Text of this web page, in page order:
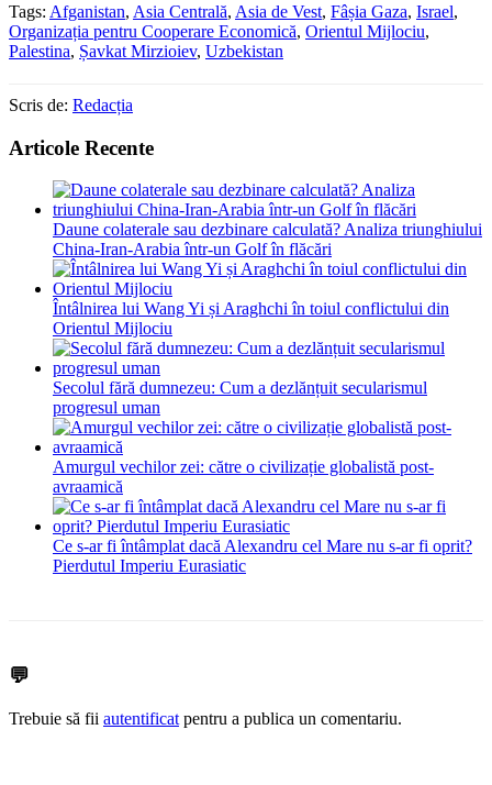
Tags: Afganistan, Asia Centrală, Asia de Vest, Fâșia Gaza, Israel,
Organizația pentru Cooperare Economică, Orientul Mijlociu,
Palestina, Șavkat Mirzioiev, Uzbekistan
Scris de: Redacția
Articole Recente
Daune colaterale sau dezbinare calculată? Analiza triunghiului
China-Iran-Arabia într-un Golf în flăcări
Întâlnirea lui Wang Yi și Araghchi în toiul conflictului din
Orientul Mijlociu
Secolul fără dumnezeu: Cum a dezlănțuit secularismul
progresul uman
Amurgul vechilor zei: către o civilizație globalistă post-
avraamică
Ce s-ar fi întâmplat dacă Alexandru cel Mare nu s-ar fi oprit?
Pierdutul Imperiu Eurasiatic
💬
Trebuie să fii autentificat pentru a publica un comentariu.